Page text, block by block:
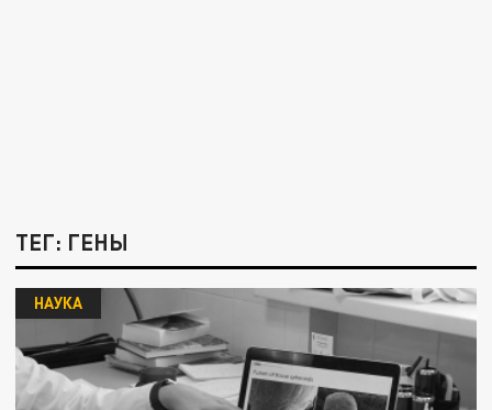
ТЕГ: ГЕНЫ
НАУКА